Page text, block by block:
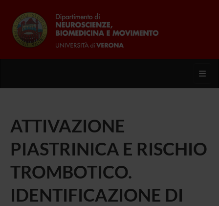
ATTIVAZIONE
PIASTRINICA E RISCHIO
TROMBOTICO.
IDENTIFICAZIONE DI